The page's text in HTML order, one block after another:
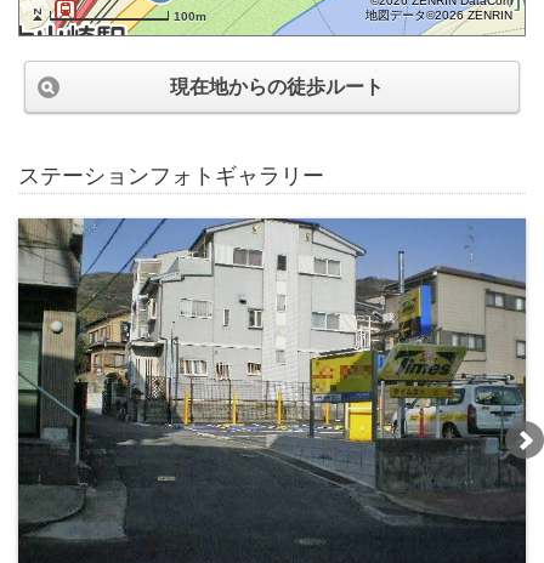
100m
地図データ©2026 ZENRIN
現在地からの徒歩ルート
ステーションフォトギャラリー